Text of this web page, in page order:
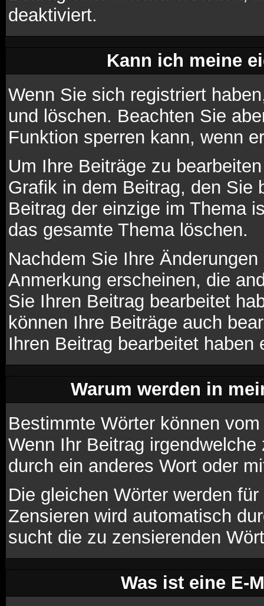
deaktiviert.
Kann ich meine
Wenn Sie sich registriert
und löschen. Beachten Sie
Funktion sperren kann, wenn
Um Ihre Beiträge zu
Grafik in dem Beitrag, den Sie
Beitrag der einzige im Thema
das gesamte Thema löschen.
Nachdem Sie Ihre
Anmerkung erscheinen, die
Sie Ihren Beitrag bearbeitet
können Ihre Beiträge auch
Ihren Beitrag bearbeitet
Warum werden in
Bestimmte Wörter können
Wenn Ihr Beitrag
durch ein anderes Wort oder
Die gleichen Wörter werden
Zensieren wird automatisch
sucht die zu zensierenden
Was ist eine E-